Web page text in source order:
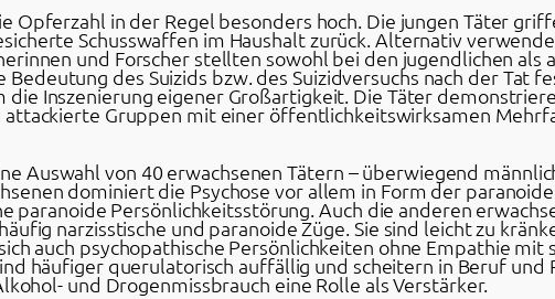
Opferzahl in der Regel besonders hoch. Die jungen Täter
Schusswaffen im Haushalt zurück. Alternativ
und Forscher stellten sowohl bei den jugendlichen als
des Suizids bzw. des Suizidversuchs nach der Tat
Inszenierung eigener Großartigkeit. Die Täter
Gruppen mit einer öffentlichkeitswirksamen
Auswahl von 40 erwachsenen Tätern – überwiegend
dominiert die Psychose vor allem in Form der
Persönlichkeitsstörung. Auch die anderen
narzisstische und paranoide Züge. Sie sind leicht zu
auch psychopathische Persönlichkeiten ohne Empathie mit
häufiger querulatorisch auffällig und scheitern in Beruf und
und Drogenmissbrauch eine Rolle als Verstärker.